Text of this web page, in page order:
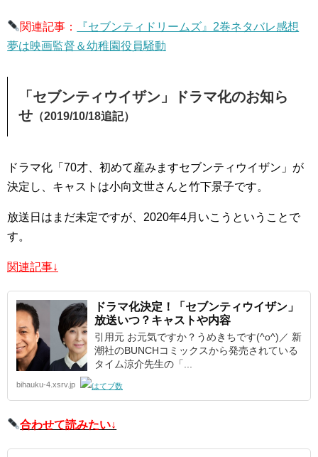
関連記事：
『セブンティドリームズ』2巻ネタバレ感想
夢は映画監督＆幼稚園役員騒動
「セブンティウイザン」ドラマ化のお知ら
せ （2019/10/18追記）
ドラマ化「70才、初めて産みますセブンティウイザン」が
決定し、キャストは小向文世さんと竹下景子です。
放送日はまだ未定ですが、2020年4月いこうということで
す。
関連記事↓
ドラマ化決定！「セブンティウイザン」
放送いつ？キャストや内容
引用元 お元気ですか？うめきちです(^o^)／ 新
潮社のBUNCHコミックスから発売されている
タイム涼介先生の「...
bihauku-4.xsrv.jp
合わせて読みたい↓